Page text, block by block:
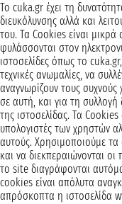
Το cuka.gr έχει τη
διευκόλυνσης αλλά και
του. Τα Cookies είναι
φυλάσσονται στον
ιστοσελίδες όπως το
τεχνικές ανωμαλίες, να
αναγνωρίζουν τους
σε αυτή, και για τη
της ιστοσελίδας. Τα
υπολογιστές των χρηστών
αυτούς. Χρησιμοποιούμε
και να διεκπεραιώνονται
το site διαγράφονται
cookies είναι απόλυτα
απρόσκοπτα η ιστοσελίδα